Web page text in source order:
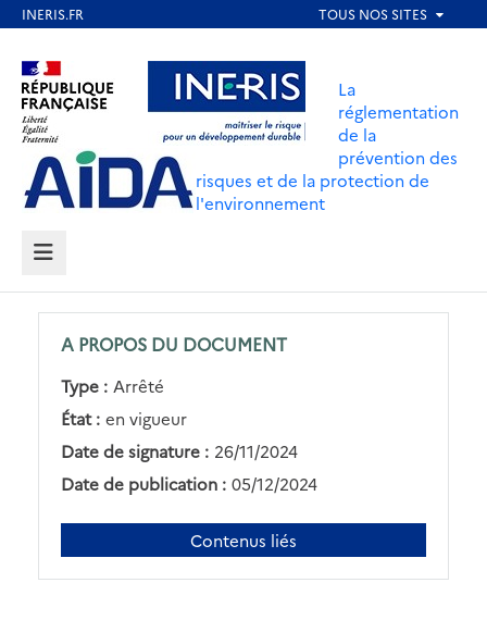
contenu
principal
Aller au contenu Aller au menu
Aller au pied de page
La
réglementation
de la
prévention des
risques et de la protection de
l'environnement
MENU
A PROPOS DU DOCUMENT
Type : Arrêté
État : en vigueur
Date de signature : 26/11/2024
Date de publication : 05/12/2024
Contenus liés